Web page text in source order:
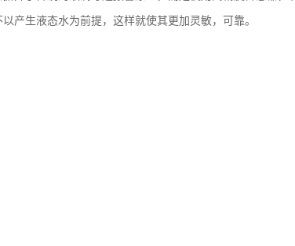
产生液态水为前提，这样就使其更加灵敏，可靠。